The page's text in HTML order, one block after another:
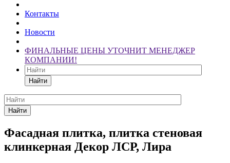
Контакты
Новости
ФИНАЛЬНЫЕ ЦЕНЫ УТОЧНИТ МЕНЕДЖЕР
КОМПАНИИ!
Найти
Найти
Фасадная плитка, плитка стеновая
клинкерная Декор ЛСР, Лира